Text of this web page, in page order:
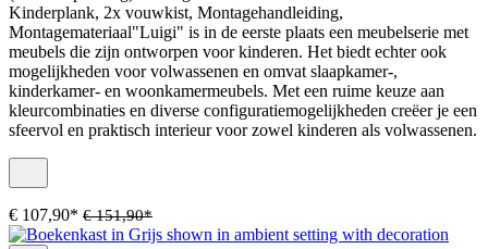
Kinderplank, 2x vouwkist, Montagehandleiding,
Montagemateriaal"Luigi" is in de eerste plaats een meubelserie met
meubels die zijn ontworpen voor kinderen. Het biedt echter ook
mogelijkheden voor volwassenen en omvat slaapkamer-,
kinderkamer- en woonkamermeubels. Met een ruime keuze aan
kleurcombinaties en diverse configuratiemogelijkheden creëer je een
sfeervol en praktisch interieur voor zowel kinderen als volwassenen.
€ 107,90* € 151,90*